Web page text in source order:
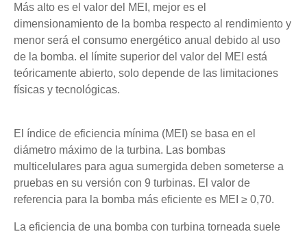
Más alto es el valor del MEI, mejor es el
dimensionamiento de la bomba respecto al rendimiento y
menor será el consumo energético anual debido al uso
de la bomba. el límite superior del valor del MEI está
teóricamente abierto, solo depende de las limitaciones
físicas y tecnológicas.
El índice de eficiencia mínima (MEI) se basa en el
diámetro máximo de la turbina. Las bombas
multicelulares para agua sumergida deben someterse a
pruebas en su versión con 9 turbinas. El valor de
referencia para la bomba más eficiente es MEI ≥ 0,70.
La eficiencia de una bomba con turbina torneada suele